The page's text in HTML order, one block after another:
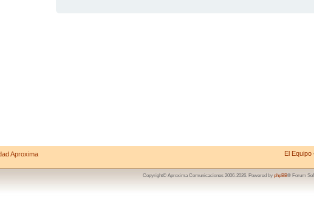
Aproxima El Equipo
Copyright© Aproxima Comunicaciones 2006-2026. Powered by phpBB® Forum